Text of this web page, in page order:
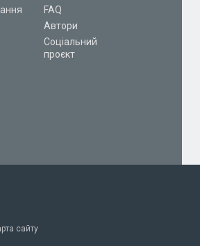
FAQ
Автори
Соціальний
проєкт
сайту